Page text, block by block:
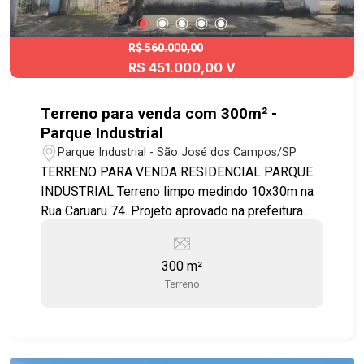
R$ 560.000,00
R$ 451.000,00 V
Terreno para venda com 300m² -
Parque Industrial
Parque Industrial - São José dos Campos/SP
TERRENO PARA VENDA RESIDENCIAL PARQUE
INDUSTRIAL Terreno limpo medindo 10x30m na
Rua Caruaru 74. Projeto aprovado na prefeitura
ATENÇÃO: Restam R$ 106.000 de saldo para
quitação em 14 parcelas de R$ 7.602 a pagar ao
consórcio Itau. O Consórcio será TRANSFERIDO
300 m²
Terreno